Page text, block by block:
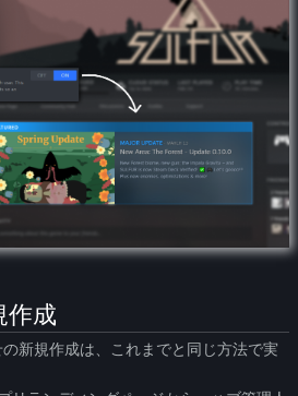
作成
新規作成は、これまでと同じ方法で実